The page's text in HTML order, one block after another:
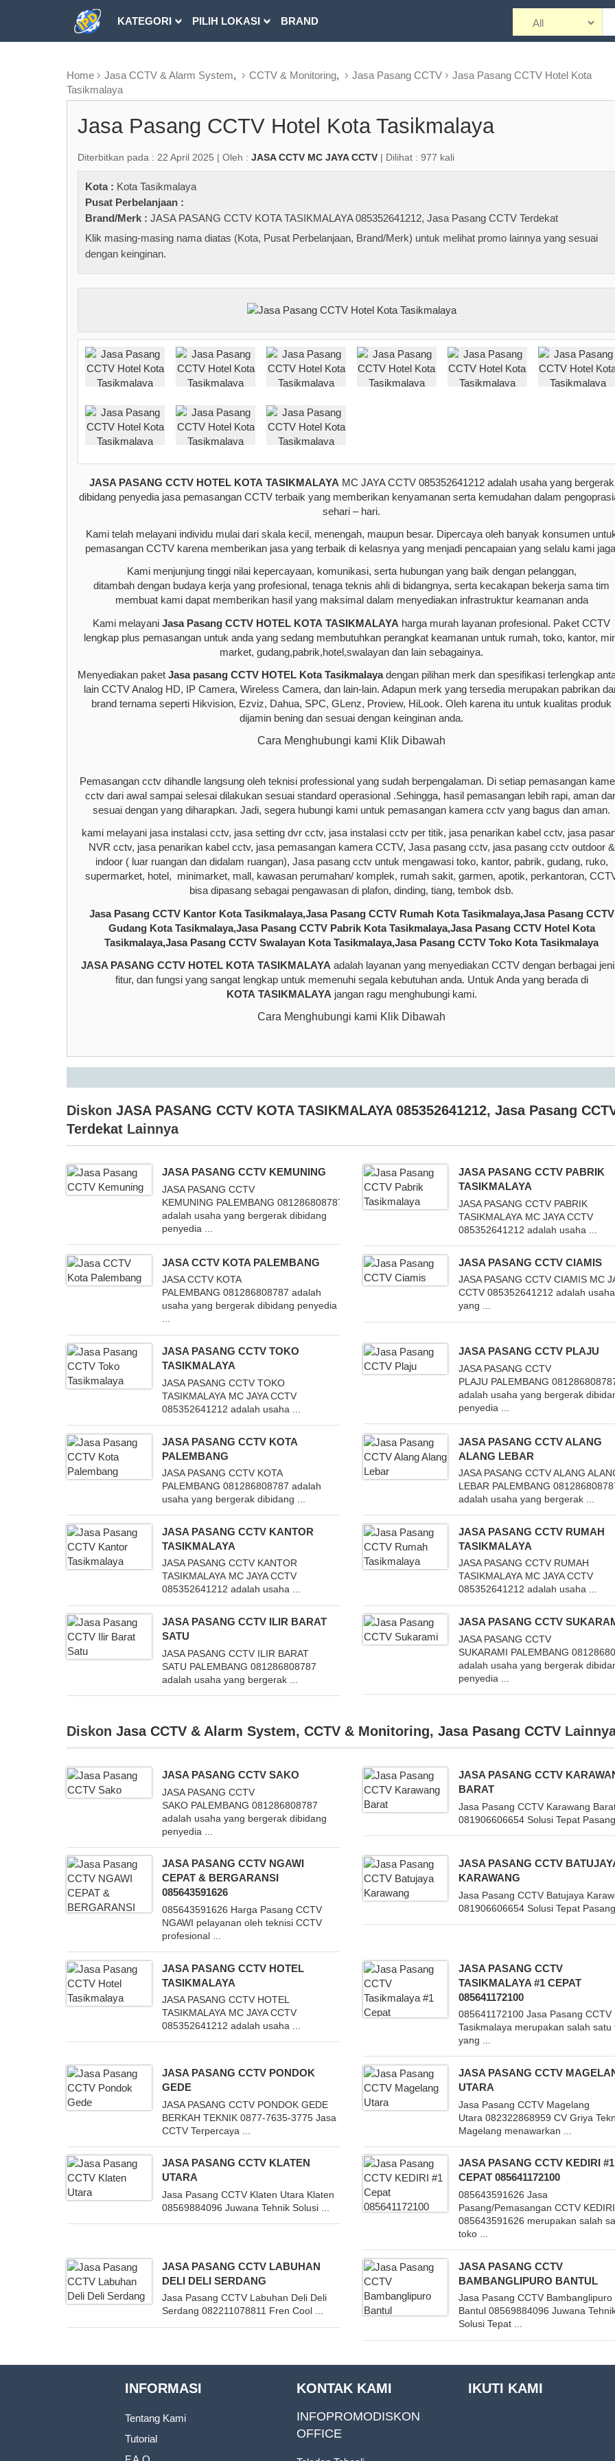
KATEGORI PILIH LOKASI BRAND
Home
Jasa CCTV & Alarm System, CCTV & Monitoring, Jasa Pasang CCTV
Jasa Pasang CCTV Hotel Kota
Tasikmalaya
Jasa Pasang CCTV Hotel Kota Tasikmalaya
Diterbitkan pada : 22 April 2025 | Oleh : JASA CCTV MC JAYA CCTV | Dilihat : 977 kali
Kota : Kota Tasikmalaya
Pusat Perbelanjaan :
Brand/Merk : JASA PASANG CCTV KOTA TASIKMALAYA 085352641212, Jasa Pasang CCTV Terdekat
Klik masing-masing nama diatas (Kota, Pusat Perbelanjaan, Brand/Merk) untuk melihat promo lainnya yang sesuai
dengan keinginan.
JASA PASANG CCTV HOTEL KOTA TASIKMALAYA MC JAYA CCTV 085352641212 adalah usaha yang bergerak
dibidang penyedia jasa pemasangan CCTV terbaik yang memberikan kenyamanan serta kemudahan dalam
sehari – hari.
Kami telah melayani individu mulai dari skala kecil, menengah, maupun besar. Dipercaya oleh banyak konsumen
pemasangan CCTV karena memberikan jasa yang terbaik di kelasnya yang menjadi pencapaian yang selalu kami
Kami menjunjung tinggi nilai kepercayaan, komunikasi, serta hubungan yang baik dengan pelanggan,
ditambah dengan budaya kerja yang profesional, tenaga teknis ahli di bidangnya, serta kecakapan bekerja sama tim
membuat kami dapat memberikan hasil yang maksimal dalam menyediakan infrastruktur keamanan anda
Kami melayani Jasa Pasang CCTV HOTEL KOTA TASIKMALAYA harga murah layanan profesional. Paket CCTV
lengkap plus pemasangan untuk anda yang sedang membutuhkan perangkat keamanan untuk rumah, toko, kantor,
market, gudang,pabrik,hotel,swalayan dan lain sebagainya.
Menyediakan paket Jasa pasang CCTV HOTEL Kota Tasikmalayadengan pilihan merk dan spesifikasi terlengkap
lain CCTV Analog HD, IP Camera, Wireless Camera, dan lain-lain. Adapun merk yang tersedia merupakan pabrikan
brand ternama seperti Hikvision, Ezviz, Dahua, SPC, GLenz, Proview, HiLook. Oleh karena itu untuk kualitas produk
dijamin bening dan sesuai dengan keinginan anda.
Cara Menghubungi kami Klik Dibawah
Pemasangan cctv dihandle langsung oleh teknisi professional yang sudah berpengalaman. Di setiap pemasangan
cctv dari awal sampai selesai dilakukan sesuai standard operasional .Sehingga, hasil pemasangan lebih rapi, aman
sesuai dengan yang diharapkan. Jadi, segera hubungi kami untuk pemasangan kamera cctv yang bagus dan aman.
kami melayani jasa instalasi cctv, jasa setting dvr cctv, jasa instalasi cctv per titik, jasa penarikan kabel cctv, jasa
NVR cctv, jasa penarikan kabel cctv, jasa pemasangan kamera CCTV, Jasa pasang cctv, jasa pasang cctv outdoor &
indoor ( luar ruangan dan didalam ruangan), Jasa pasang cctv untuk mengawasi toko, kantor, pabrik, gudang, ruko,
supermarket, hotel, minimarket, mall, kawasan perumahan/ komplek, rumah sakit, garmen, apotik, perkantoran,
bisa dipasang sebagai pengawasan di plafon, dinding, tiang, tembok dsb.
Jasa Pasang CCTV Kantor Kota Tasikmalaya,Jasa Pasang CCTV Rumah Kota Tasikmalaya,Jasa Pasang CCTV
Gudang Kota Tasikmalaya,Jasa Pasang CCTV Pabrik Kota Tasikmalaya,Jasa Pasang CCTV Hotel Kota
Tasikmalaya,Jasa Pasang CCTV Swalayan Kota Tasikmalaya,Jasa Pasang CCTV Toko Kota Tasikmalaya
JASA PASANG CCTV HOTEL KOTA TASIKMALAYA adalah layanan yang menyediakan CCTV dengan berbagai
fitur, dan fungsi yang sangat lengkap untuk memenuhi segala kebutuhan anda. Untuk Anda yang berada di
KOTA TASIKMALAYA jangan ragu menghubungi kami.
Cara Menghubungi kami Klik Dibawah
Diskon JASA PASANG CCTV KOTA TASIKMALAYA 085352641212, Jasa Pasang
Terdekat Lainnya
JASA PASANG CCTV KEMUNING
JASA PASANG CCTV
KEMUNING PALEMBANG 081286808787
adalah usaha yang bergerak dibidang
penyedia ...
JASA PASANG CCTV PABRIK
TASIKMALAYA
JASA PASANG CCTV PABRIK
TASIKMALAYA MC JAYA CCTV
085352641212 adalah usaha ...
JASA CCTV KOTA PALEMBANG
JASA CCTV KOTA
PALEMBANG 081286808787 adalah
usaha yang bergerak dibidang penyedia
...
JASA PASANG CCTV CIAMIS
JASA PASANG CCTV CIAMIS MC
CCTV 085352641212 adalah usaha
yang ...
JASA PASANG CCTV TOKO
TASIKMALAYA
JASA PASANG CCTV TOKO
TASIKMALAYA MC JAYA CCTV
085352641212 adalah usaha ...
JASA PASANG CCTV PLAJU
JASA PASANG CCTV
PLAJU PALEMBANG
adalah usaha yang bergerak
penyedia ...
JASA PASANG CCTV KOTA
PALEMBANG
JASA PASANG CCTV KOTA
PALEMBANG 081286808787 adalah
usaha yang bergerak dibidang ...
JASA PASANG CCTV ALANG
ALANG LEBAR
JASA PASANG CCTV ALANG
LEBAR PALEMBANG
adalah usaha yang bergerak ...
JASA PASANG CCTV KANTOR
TASIKMALAYA
JASA PASANG CCTV KANTOR
TASIKMALAYA MC JAYA CCTV
085352641212 adalah usaha ...
JASA PASANG CCTV RUMAH
TASIKMALAYA
JASA PASANG CCTV RUMAH
TASIKMALAYA MC JAYA CCTV
085352641212 adalah usaha ...
JASA PASANG CCTV ILIR BARAT
SATU
JASA PASANG CCTV ILIR BARAT
SATU PALEMBANG 081286808787
adalah usaha yang bergerak ...
JASA PASANG CCTV
JASA PASANG CCTV
SUKARAMI PALEMBANG
adalah usaha yang bergerak
penyedia ...
Diskon Jasa CCTV & Alarm System, CCTV & Monitoring, Jasa Pasang CCTV
JASA PASANG CCTV SAKO
JASA PASANG CCTV
SAKO PALEMBANG 081286808787
adalah usaha yang bergerak dibidang
penyedia ...
JASA PASANG CCTV
BARAT
Jasa Pasang CCTV Karawang
081906606654 Solusi Tepat
JASA PASANG CCTV NGAWI
CEPAT & BERGARANSI
085643591626
085643591626 Harga Pasang CCTV
NGAWI pelayanan oleh teknisi CCTV
profesional ...
JASA PASANG CCTV
KARAWANG
Jasa Pasang CCTV Batujaya
081906606654 Solusi Tepat
JASA PASANG CCTV HOTEL
TASIKMALAYA
JASA PASANG CCTV HOTEL
TASIKMALAYA MC JAYA CCTV
085352641212 adalah usaha ...
JASA PASANG CCTV
TASIKMALAYA #1 CEPAT
085641172100
085641172100 Jasa Pasang CCTV
Tasikmalaya merupakan salah satu
yang ...
JASA PASANG CCTV PONDOK
GEDE
JASA PASANG CCTV PONDOK GEDE
BERKAH TEKNIK 0877-7635-3775 Jasa
CCTV Terpercaya ...
JASA PASANG CCTV
UTARA
Jasa Pasang CCTV Magelang
Utara 082322868959 CV Griya
Magelang menawarkan ...
JASA PASANG CCTV KLATEN
UTARA
Jasa Pasang CCTV Klaten Utara Klaten
08569884096 Juwana Tehnik Solusi ...
JASA PASANG CCTV KEDIRI #1
CEPAT 085641172100
085643591626 Jasa
Pasang/Pemasangan CCTV KEDIRI
085643591626 merupakan salah
toko ...
JASA PASANG CCTV LABUHAN
DELI DELI SERDANG
Jasa Pasang CCTV Labuhan Deli Deli
Serdang 082211078811 Fren Cool ...
JASA PASANG CCTV
BAMBANGLIPURO BANTUL
Jasa Pasang CCTV Bambanglipuro
Bantul 08569884096 Juwana
Solusi Tepat ...
INFORMASI
Tentang Kami
Tutorial
KONTAK KAMI
INFOPROMODISKON
OFFICE
IKUTI KAMI